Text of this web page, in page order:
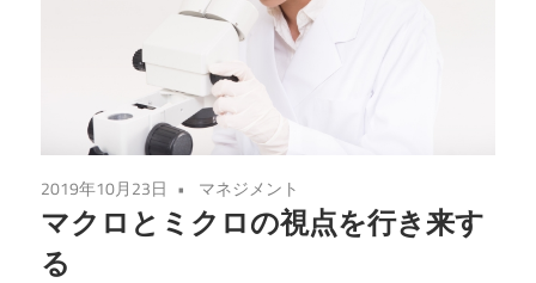
2019年10月23日 マネジメント
マクロとミクロの視点を行き来す
る